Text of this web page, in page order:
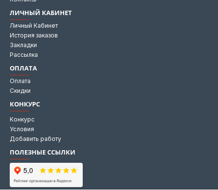
ЛИЧНЫЙ КАБИНЕТ
Личный Кабинет
История заказов
Закладки
Рассылка
ОПЛАТА
Оплата
Скидки
КОНКУРС
Конкурс
Условия
Добавить работу
ПОЛЕЗНЫЕ ССЫЛКИ